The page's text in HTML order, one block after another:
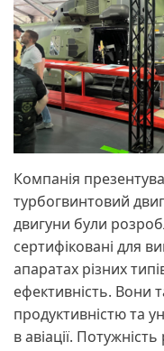
Компанія
турбогвинтовий
двигуни були
сертифіковані для
апаратах різних
ефективність. Вони
продуктивністю та
в авіації.